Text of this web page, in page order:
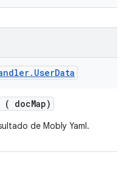
. UserData
( docMap)
de Mobly Yaml.